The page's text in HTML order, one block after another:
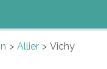
Allier Vichy